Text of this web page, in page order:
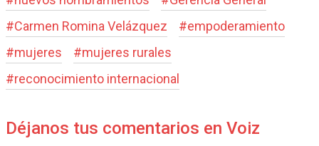
#Carmen Romina Velázquez #empoderamiento
#mujeres #mujeres rurales
#reconocimiento internacional
Déjanos tus comentarios en Voiz